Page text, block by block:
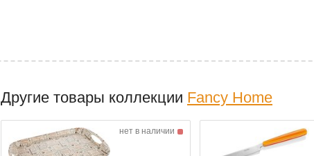
Другие товары коллекции Fancy Home
нет в наличии